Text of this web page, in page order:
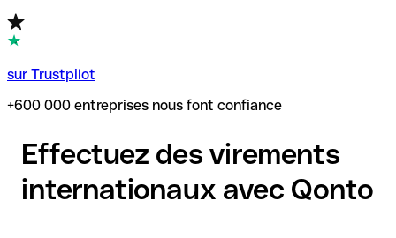
sur Trustpilot
+600 000 entreprises nous font confiance
Effectuez des virements
internationaux avec Qonto